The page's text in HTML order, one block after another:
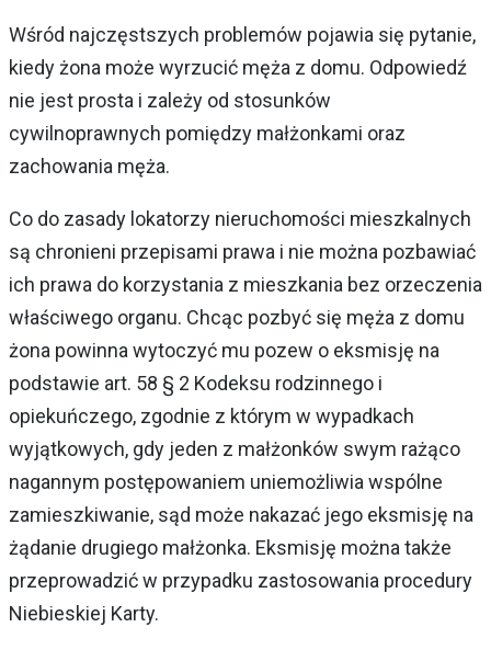
Wśród najczęstszych problemów pojawia się pytanie,
kiedy żona może wyrzucić męża z domu. Odpowiedź
nie jest prosta i zależy od stosunków
cywilnoprawnych pomiędzy małżonkami oraz
zachowania męża.
Co do zasady lokatorzy nieruchomości mieszkalnych
są chronieni przepisami prawa i nie można pozbawiać
ich prawa do korzystania z mieszkania bez orzeczenia
właściwego organu. Chcąc pozbyć się męża z domu
żona powinna wytoczyć mu pozew o eksmisję na
podstawie art. 58 § 2 Kodeksu rodzinnego i
opiekuńczego, zgodnie z którym w wypadkach
wyjątkowych, gdy jeden z małżonków swym rażąco
nagannym postępowaniem uniemożliwia wspólne
zamieszkiwanie, sąd może nakazać jego eksmisję na
żądanie drugiego małżonka. Eksmisję można także
przeprowadzić w przypadku zastosowania procedury
Niebieskiej Karty.